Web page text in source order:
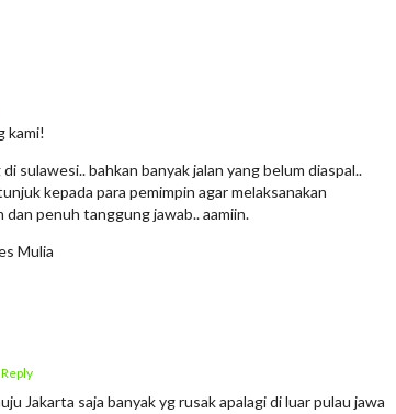
kami!
sulawesi.. bahkan banyak jalan yang belum diaspal..
kepada para pemimpin agar melaksanakan
dan penuh tanggung jawab.. aamiin.
Mulia
Jakarta saja banyak yg rusak apalagi di luar pulau jawa